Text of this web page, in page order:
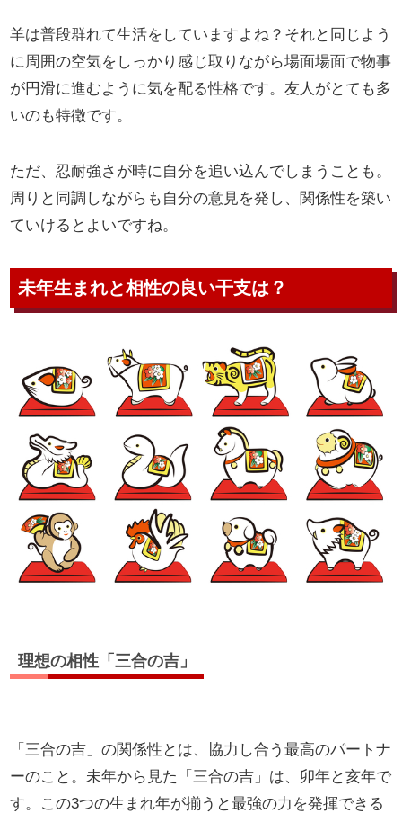
羊は普段群れて生活をしていますよね？それと同じよう
に周囲の空気をしっかり感じ取りながら場面場面で物事
が円滑に進むように気を配る性格です。友人がとても多
いのも特徴です。
ただ、忍耐強さが時に自分を追い込んでしまうことも。
周りと同調しながらも自分の意見を発し、関係性を築い
ていけるとよいですね。
未年生まれと相性の良い干支は？
理想の相性「三合の吉」
「三合の吉」の関係性とは、協力し合う最高のパートナ
ーのこと。未年から見た「三合の吉」は、卯年と亥年で
す。この3つの生まれ年が揃うと最強の力を発揮できる